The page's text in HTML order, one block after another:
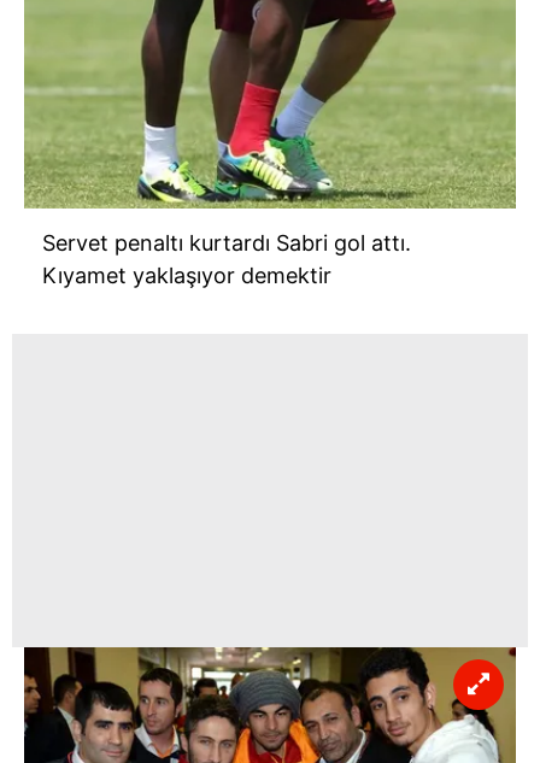
Servet penaltı kurtardı Sabri gol attı.
Kıyamet yaklaşıyor demektir